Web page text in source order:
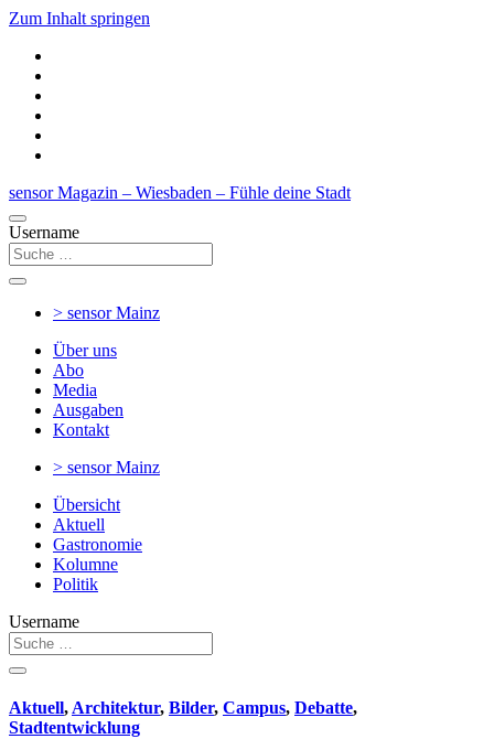
Zum Inhalt springen
sensor Magazin – Wiesbaden – Fühle deine Stadt
Username
> sensorMainz
Über uns
Abo
Media
Ausgaben
Kontakt
> sensorMainz
Übersicht
Aktuell
Gastronomie
Kolumne
Politik
Username
Aktuell, Architektur, Bilder, Campus, Debatte,
Stadtentwicklung